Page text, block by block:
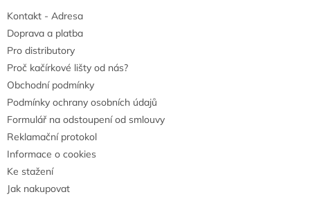
Kontakt - Adresa
Doprava a platba
Pro distributory
Proč kačírkové lišty od nás?
Obchodní podmínky
Podmínky ochrany osobních údajů
Formulář na odstoupení od smlouvy
Reklamační protokol
Informace o cookies
Ke stažení
Jak nakupovat